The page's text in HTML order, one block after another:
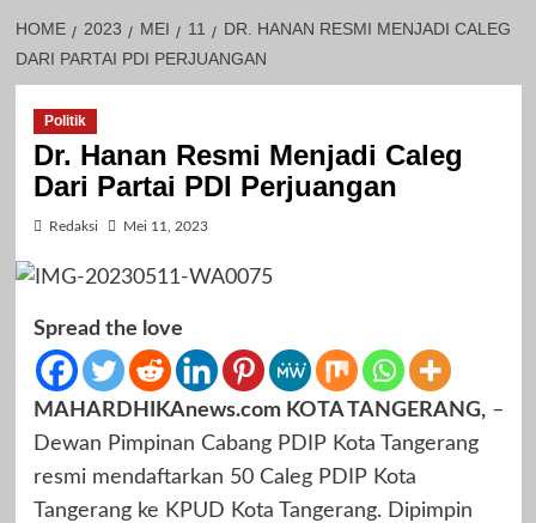
HOME 2023 MEI 11
DR. HANAN RESMI MENJADI CALEG
DARI PARTAI PDI PERJUANGAN
Politik
Dr. Hanan Resmi Menjadi Caleg
Dari Partai PDI Perjuangan
Redaksi Mei 11, 2023
Spread the love
MAHARDHIKAnews.com KOTA TANGERANG,–
Dewan Pimpinan Cabang PDIP Kota Tangerang
resmi mendaftarkan 50 Caleg PDIP Kota
Tangerang ke KPUD Kota Tangerang. Dipimpin